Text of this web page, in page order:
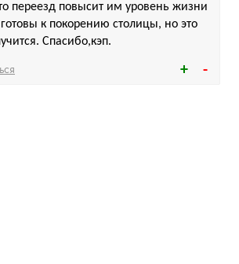
переезд повысит им уровень жизни
к покорению столицы, но это
Спасибо,кэп.